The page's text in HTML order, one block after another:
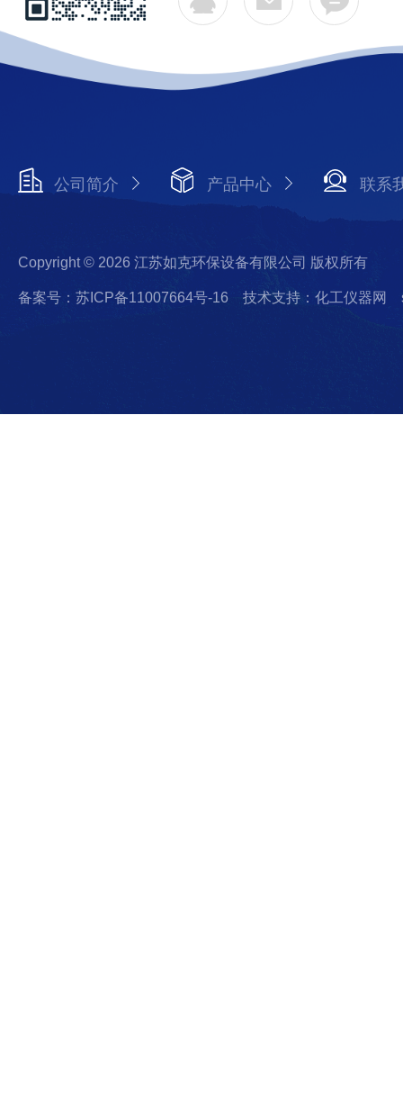
公司简介 产品中心 联系
Copyright © 2026 江苏如克环保设备有限公司 版权所有
备案号：苏ICP备11007664号-16 技术支持：化工仪器网